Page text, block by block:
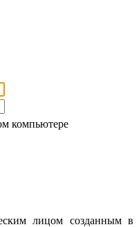
компьютере
лицом созданным в